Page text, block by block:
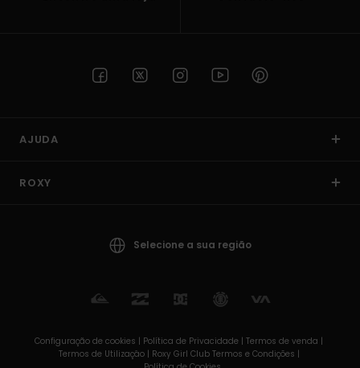
AJUDA
ROXY
Selecione a sua região
Configuração de cookies | Política de Privacidade | Termos de venda |
Termos de Utilizaçâo | Roxy Girl Club Termos e Condições |